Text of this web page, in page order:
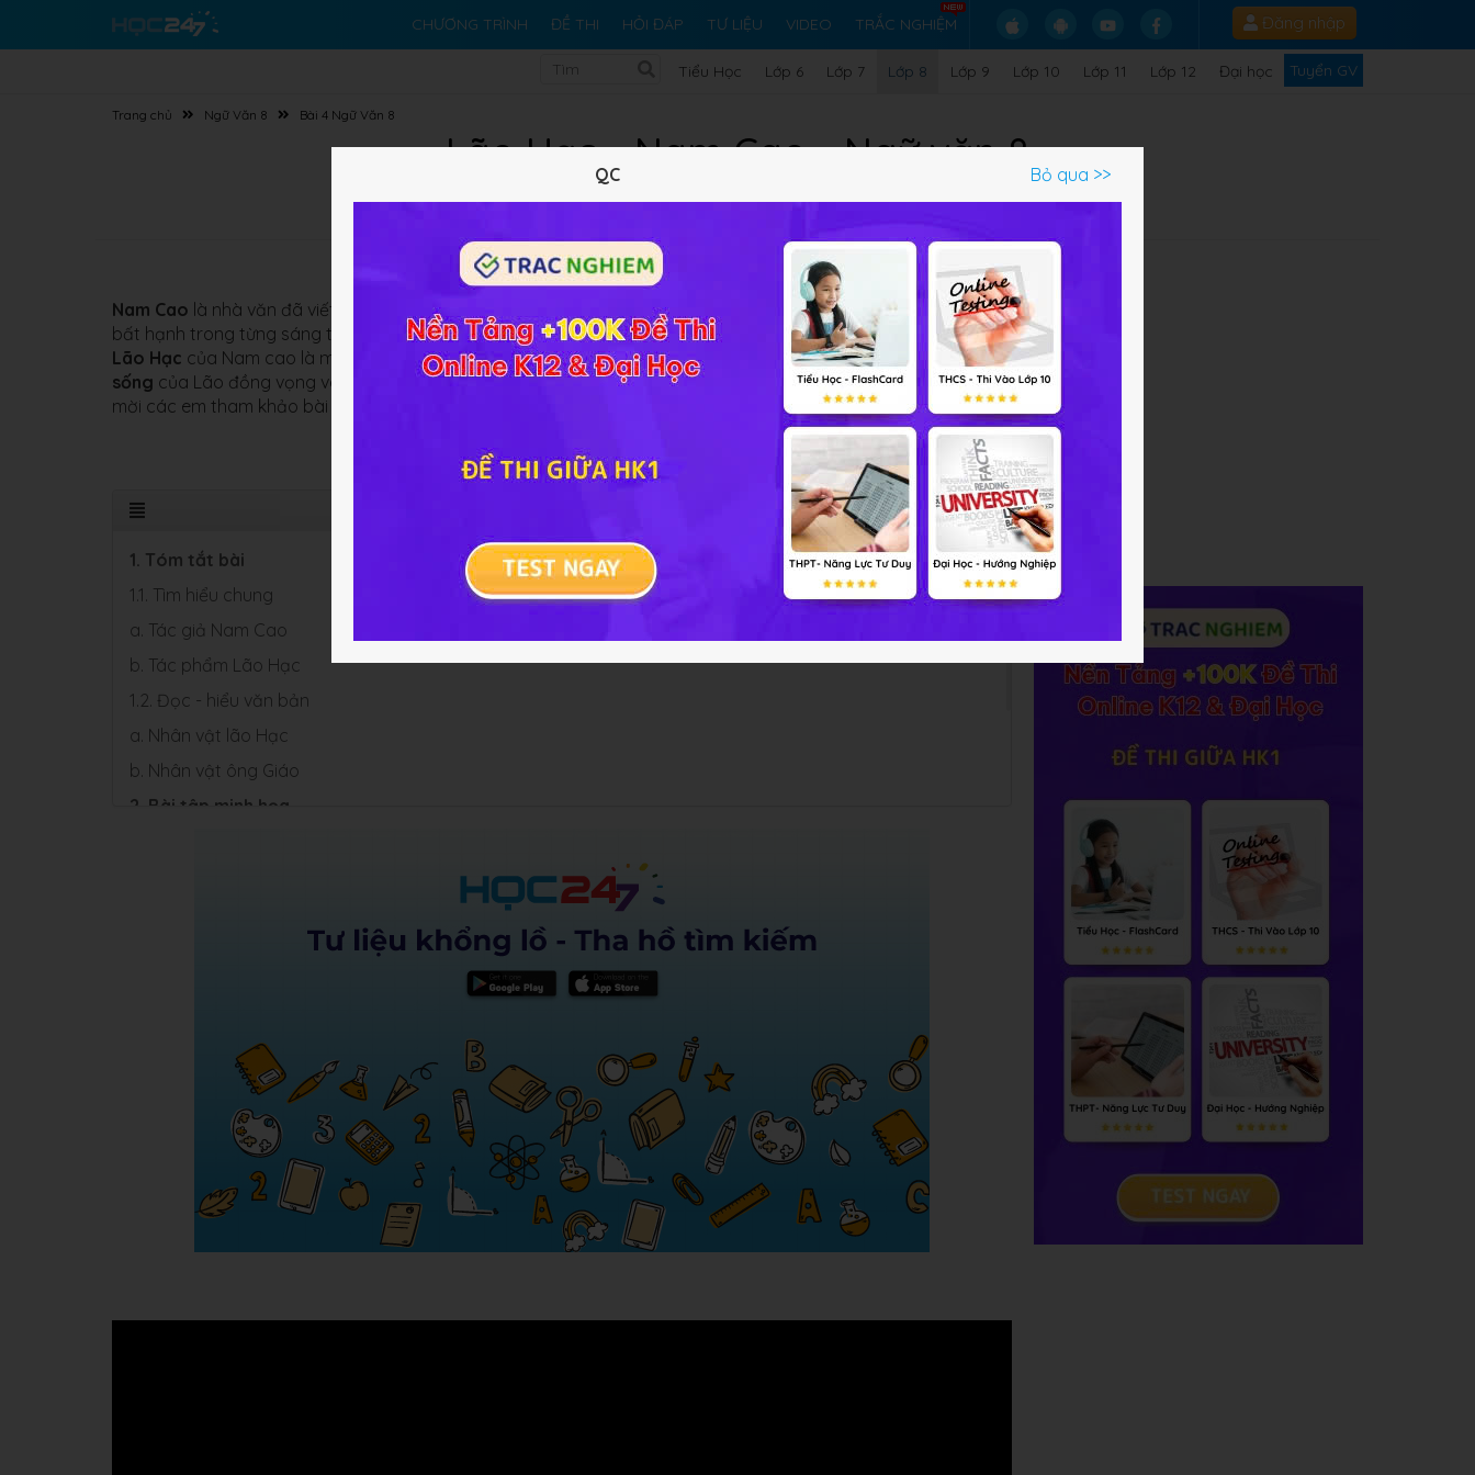
CHƯƠNG TRÌNH ĐỀ THI HỎI ĐÁP TƯ LIỆU VIDEO TRẮC NGHIỆM Đăng nhập
Tiểu Học Lớp 6 Lớp 7 Lớp 8 Lớp 9 Lớp 10 Lớp 11 Lớp 12 Đại học Tuyển GV
Trang chủ Ngữ Văn 8 Bài 4 Ngữ Văn 8
Lão Hạc - Nam Cao - Ngữ văn 8
Nam Cao là nhà văn đã viết rất hay và rất sâu sắc về người nông dân
. Có lẽ, những kiếp người, những mảnh đời
bất hạnh trong từng sáng tác của ông sẽ vẫn mãi khơi dậy những trăn trở, sự xót thương và trân trọng vô vờ.
Lão Hạc của Nam cao là một tác phẩm như thế,tình cảnh của nhân vật lão Hạc nhân cáchcủa lão,
cuộc
sống của Lão đồng vọng vang xa với những nỗi day dứt về cuộc đời. Để hiểu hơn về tác phẩm này, Học 247
mời các em tham khảo bài giảng dưới đây.
1. Tóm tắt bài
1.1. Tìm hiểu chung
a. Tác giả Nam Cao
b. Tác phẩm Lão Hạc
1.2. Đọc - hiểu văn bản
a. Nhân vật lão Hạc
b. Nhân vật ông Giáo
2. Bài tập minh họa
QC Bỏ qua >>